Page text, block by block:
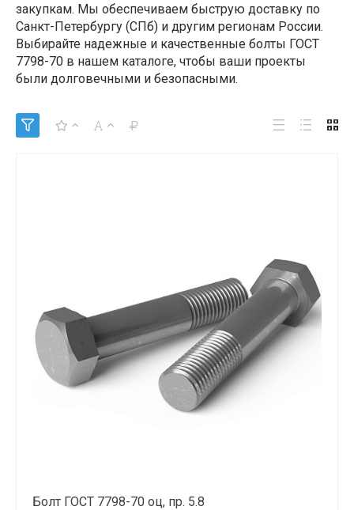
закупкам. Мы обеспечиваем быструю доставку по
Санкт-Петербургу (СПб) и другим регионам России.
Выбирайте надежные и качественные болты ГОСТ
7798-70 в нашем каталоге, чтобы ваши проекты
были долговечными и безопасными.
Болт ГОСТ 7798-70 оц, пр. 5.8